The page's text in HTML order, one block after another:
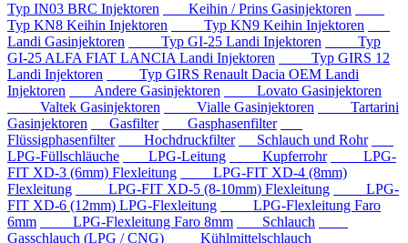
Typ IN03 BRC Injektoren
Keihin / Prins Gasinjektoren
Typ KN8 Keihin Injektoren
Typ KN9 Keihin Injektoren
Landi Gasinjektoren
Typ GI-25 Landi Injektoren
Typ
GI-25 ALFA FIAT LANCIA Landi Injektoren
Typ GIRS 12
Landi Injektoren
Typ GIRS Renault Dacia OEM Landi
Injektoren
Andere Gasinjektoren
Lovato Gasinjektoren
Valtek Gasinjektoren
Vialle Gasinjektoren
Tartarini
Gasinjektoren
Gasfilter
Gasphasenfilter
Flüssigphasenfilter
Hochdruckfilter
Schlauch und Rohr
LPG-Füllschläuche
LPG-Leitung Kupferrohr
LPG-
FIT XD-3 (6mm) Flexleitung
LPG-FIT XD-4 (8mm)
Flexleitung
LPG-FIT XD-5 (8-10mm) Flexleitung
LPG-
FIT XD-6 (12mm) LPG-Flexleitung
LPG-Flexleitung Faro
6mm
LPG-Flexleitung Faro 8mm
Schlauch
Gasschlauch (LPG / CNG)
Kühlmittelschlauch